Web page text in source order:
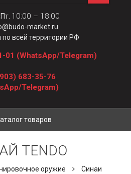
10:00 – 18:00
market.ru
по всей территории РФ
01 (WhatsApp/Telegram)
683-35-76
Telegram)
товаров
TENDO
оружие
Синаи